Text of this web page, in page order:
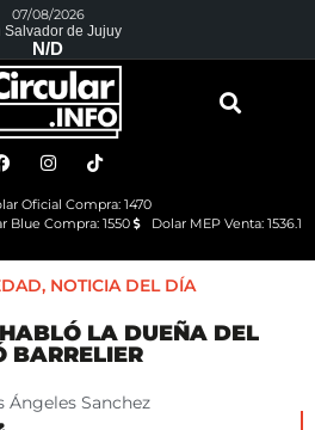
07/08/2026
Salvador de Jujuy
N/D
Oficial Compra: 1470
Blue Compra: 1550
Dolar MEP Venta: 1536.1
, NOTICIA DEL DÍA
LA DUEÑA DEL
BARRELIER
Ángeles Sanchez